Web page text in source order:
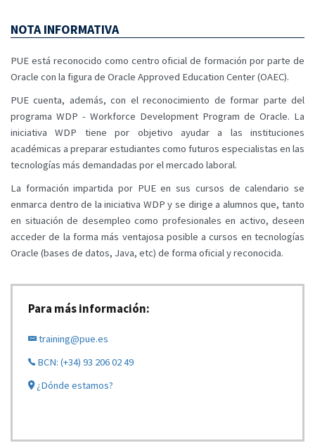
NOTA INFORMATIVA
PUE está reconocido como centro oficial de formación por parte de
Oracle con la figura de Oracle Approved Education Center (OAEC).
PUE cuenta, además, con el reconocimiento de formar parte del
programa WDP - Workforce Development Program de Oracle. La
iniciativa WDP tiene por objetivo ayudar a las instituciones
académicas a preparar estudiantes como futuros especialistas en las
tecnologías más demandadas por el mercado laboral.
La formación impartida por PUE en sus cursos de calendario se
enmarca dentro de la iniciativa WDP y se dirige a alumnos que, tanto
en situación de desempleo como profesionales en activo, deseen
acceder de la forma más ventajosa posible a cursos en tecnologías
Oracle (bases de datos, Java, etc) de forma oficial y reconocida.
Para más información:
training@pue.es
BCN: (+34) 93 206 02 49
¿Dónde estamos?